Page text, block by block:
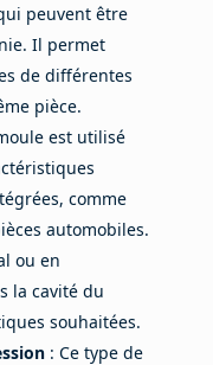
peuvent être
Il permet
de différentes
pièce.
est utilisé
comme
automobiles.
ou en
la cavité du
souhaitées.
: Ce type de